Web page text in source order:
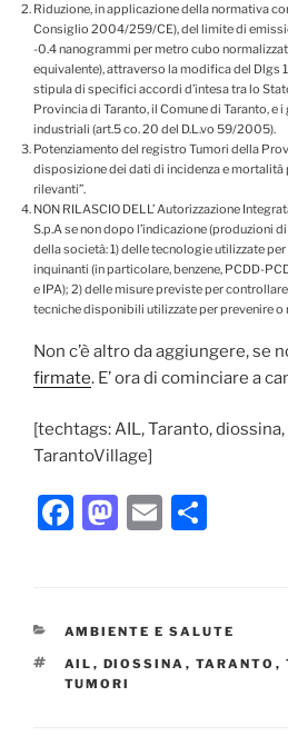
Riduzione, in applicazione della normativa
Consiglio 2004/259/CE), del limite di
-0.4 nanogrammi per metro cubo
equivalente), attraverso la modifica del
stipula di specifici accordi d’intesa tra lo
Provincia di Taranto, il Comune di Taranto, e
industriali (art.5 co. 20 del D.L.vo 59/2005).
Potenziamento del registro Tumori della
disposizione dei dati di incidenza e
rilevanti”.
NON RILASCIO DELL’ Autorizzazione
S.p.A se non dopo l’indicazione (produzioni
della società: 1) delle tecnologie utilizzate
inquinanti (in particolare, benzene, PCDD-
e IPA); 2) delle misure previste per
tecniche disponibili utilizzate per prevenire
Non c’è altro da aggiungere, se
firmate. E’ ora di cominciare a
[techtags: AIL, Taranto,
TarantoVillage]
F
e
b
o
M
o
d
o
E
l
di
vi
CATEGORIE
AMBIENTE E SALUTE
TAG
AIL , DIOSSINA , TARANTO ,
TUMORI